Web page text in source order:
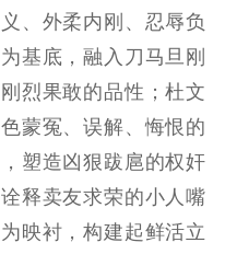
案管理系统
台
政工继续教育学
习平台
业务申报系统
、外柔内刚、忍辱负
基底，融入刀马旦刚
烈果敢的品性；杜文
蒙冤、误解、悔恨的
塑造凶狠跋扈的权奸
释卖友求荣的小人嘴
映衬，构建起鲜活立